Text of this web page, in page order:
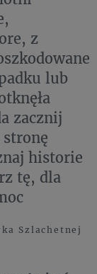
z
lub
zacznij
historie
tę, dla
Szlachetnej